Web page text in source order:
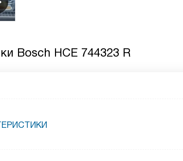
Bosch HCE 744323 R